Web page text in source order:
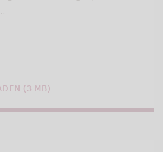
(3 MB)